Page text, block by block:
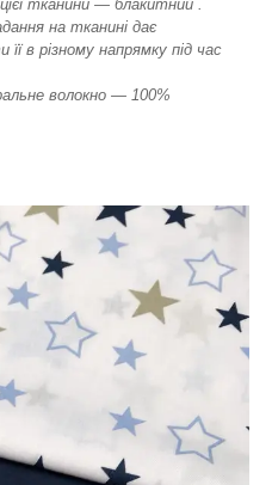
тканини — блакитний .
на тканині дає
в різному напрямку під час
волокно — 100%